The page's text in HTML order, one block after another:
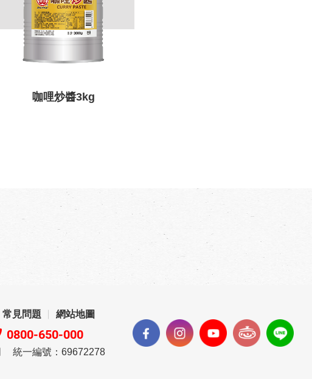
咖哩炒醬3kg
常見問題 網站地圖
0800-650-000
統一編號：69672278